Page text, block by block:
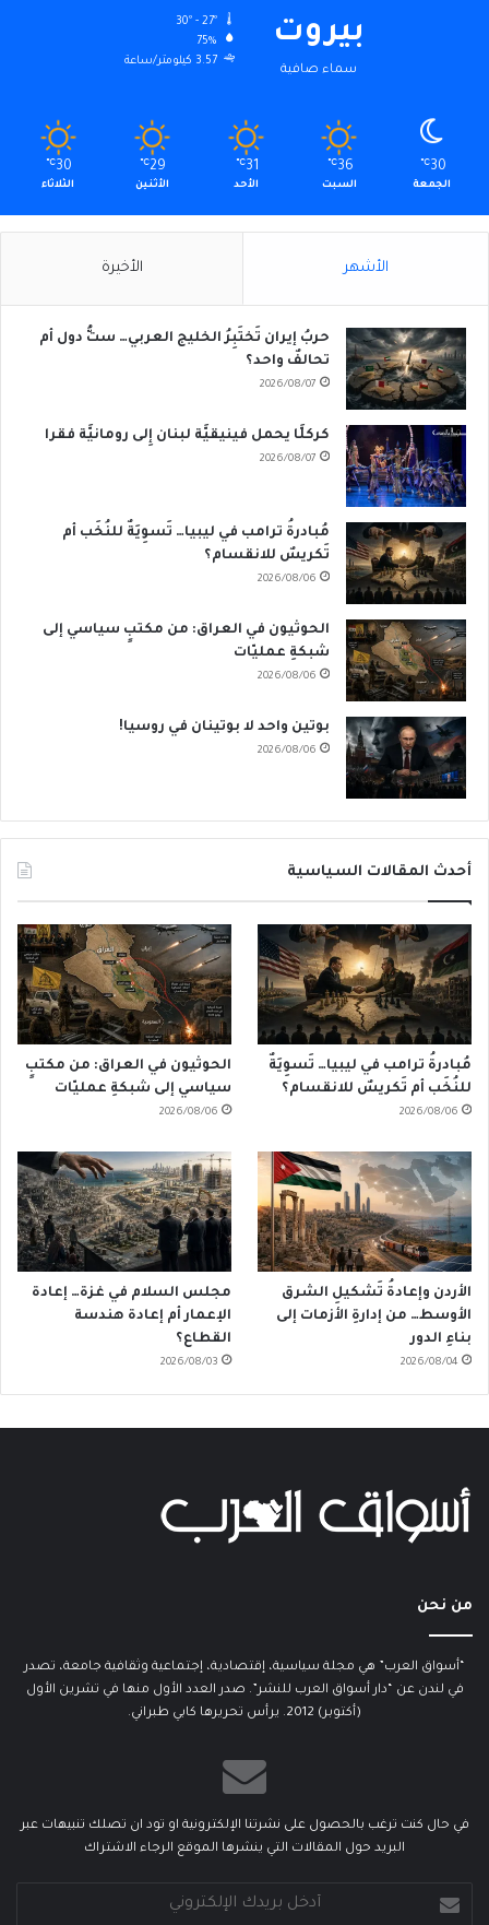
بيروت
سماء صافية
75%
3.57 كيلومتر/ساعة
30
℃
الجمعة
36
℃
السبت
31
℃
الأحد
29
℃
الأثنين
30
℃
الثلاثاء
الأشهر الأخيرة
حربُ إيران تَختَبِرُ الخليج العربي… ستُّ دول أم
تحالفٌ واحد؟
2026/08/07
كركلَّا يحمل فينيقيَّة لبنان إِلى رومانيَّة فقرا
2026/08/07
مُبادرةُ ترامب في ليبيا… تَسوِيَةٌ للنُخَب أم
تَكريسٌ للانقسام؟
2026/08/06
الحوثيون في العراق: من مكتبٍ سياسي إلى
شبكةِ عمليّات
2026/08/06
بوتين واحد لا بوتينان في روسيا!
2026/08/06
أحدث المقالات السياسية
مُبادرةُ ترامب في ليبيا… تَسوِيَةٌ
للنُخَب أم تَكريسٌ للانقسام؟
2026/08/06
الحوثيون في العراق: من مكتبٍ
سياسي إلى شبكةِ عمليّات
2026/08/06
الأردن وإعادةُ تَشكيلِ الشرق
الأوسط… من إدارةِ الأزمات إلى
بناءِ الدور
2026/08/04
مجلس السلام في غزة… إعادة
الإعمار أم إعادة هندسة
القطاع؟
2026/08/03
من نحن
“أسواق العرب” هي مجلة سياسية، إقتصادية، إجتماعية وثقافية جامعة، تصدر
في لندن عن “دار أسواق العرب للنشر”. صدر العدد الأول منها في تشرين الأول
(أكتوبر) 2012. يرأس تحريرها كابي طبراني.
في حال كنت ترغب بالحصول على نشرتنا الإلكترونية او تود ان تصلك تنبيهات عبر
البريد حول المقالات التي ينشرها الموقع الرجاء الاشتراك
بريدك